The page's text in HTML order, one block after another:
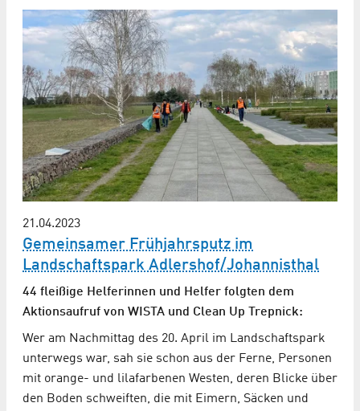
21.04.2023
Gemeinsamer Frühjahrsputz im
Landschaftspark Adlershof/Johannisthal
44 fleißige Helferinnen und Helfer folgten dem
Aktionsaufruf von WISTA und Clean Up Trepnick:
Wer am Nachmittag des 20. April im Landschaftspark
unterwegs war, sah sie schon aus der Ferne, Personen
mit orange- und lilafarbenen Westen, deren Blicke über
den Boden schweiften, die mit Eimern, Säcken und